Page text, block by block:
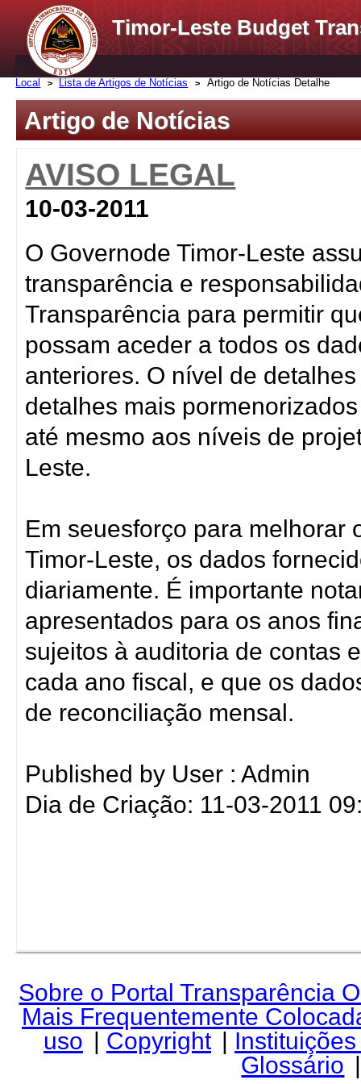
Timor-Leste Budget
Local Lista de Artigos de Notícias Artigo de Notícias Detalhe
Artigo de Notícias
AVISO LEGAL
10-03-2011
O Governode Timor-Leste
transparência e
Transparência para permitir
possam aceder a todos os
anteriores. O nível de
detalhes mais
até mesmo aos níveis de
Leste.
Em seuesforço para melhorar
Timor-Leste, os dados
diariamente. É importante
apresentados para os anos
sujeitos à auditoria de contas
cada ano fiscal, e que os
de reconciliação mensal.
Published by User : Admin
Dia de Criação: 11-03-2011
Sobre o Portal Transparência
Mais Frequentemente
uso | Copyright |
Glossário